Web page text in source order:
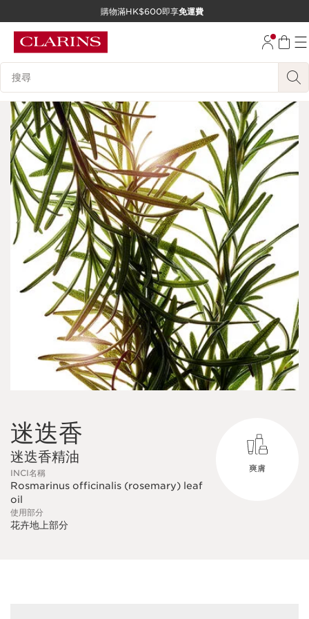
跳至內容
購物滿HK$600即享免運費
搜尋內容說明
迷迭香
迷迭香精油
INCI名稱
Rosmarinus officinalis (rosemary) leaf
oil
使用部分
花卉地上部分
爽膚